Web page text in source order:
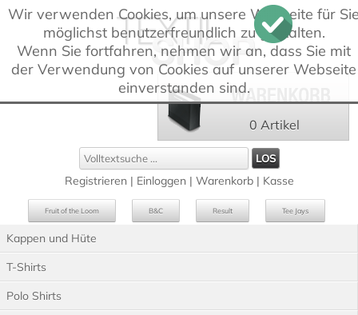
Wir verwenden Cookies, um unsere Webseite für
möglichst benutzerfreundlich zu gestalten.
Wenn Sie fortfahren, nehmen wir an, dass Sie mit
der Verwendung von Cookies auf unserer Webseite
einverstanden sind.
Registrieren | Einloggen | Warenkorb| Kasse
0 Artikel
Fruit of the Loom B&C Result Tee Jays
Kappen und Hüte
T-Shirts
Polo Shirts